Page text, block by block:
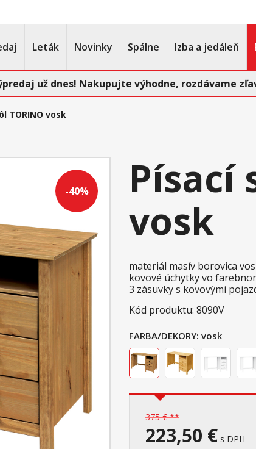
Leták Novinky Spálne Izba a jedáleň
už dnes! Nakupujte výhodne, rozdávame
TORINO vosk
-40%
Písací
vosk
materiál masív borovica
kovové úchytky vo
3 zásuvky s kovovými
Kód produktu: 8090V
FARBA/DEKORY: vosk
375 € **
223,50 € s DPH